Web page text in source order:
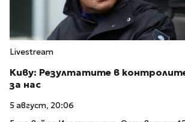
Livestream
Киву: Резултатите в
за нас
5 август, 20:06